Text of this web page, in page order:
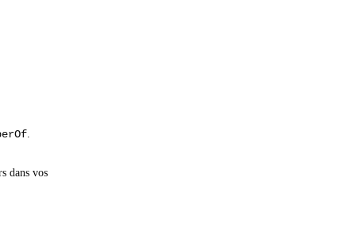
.
dans vos